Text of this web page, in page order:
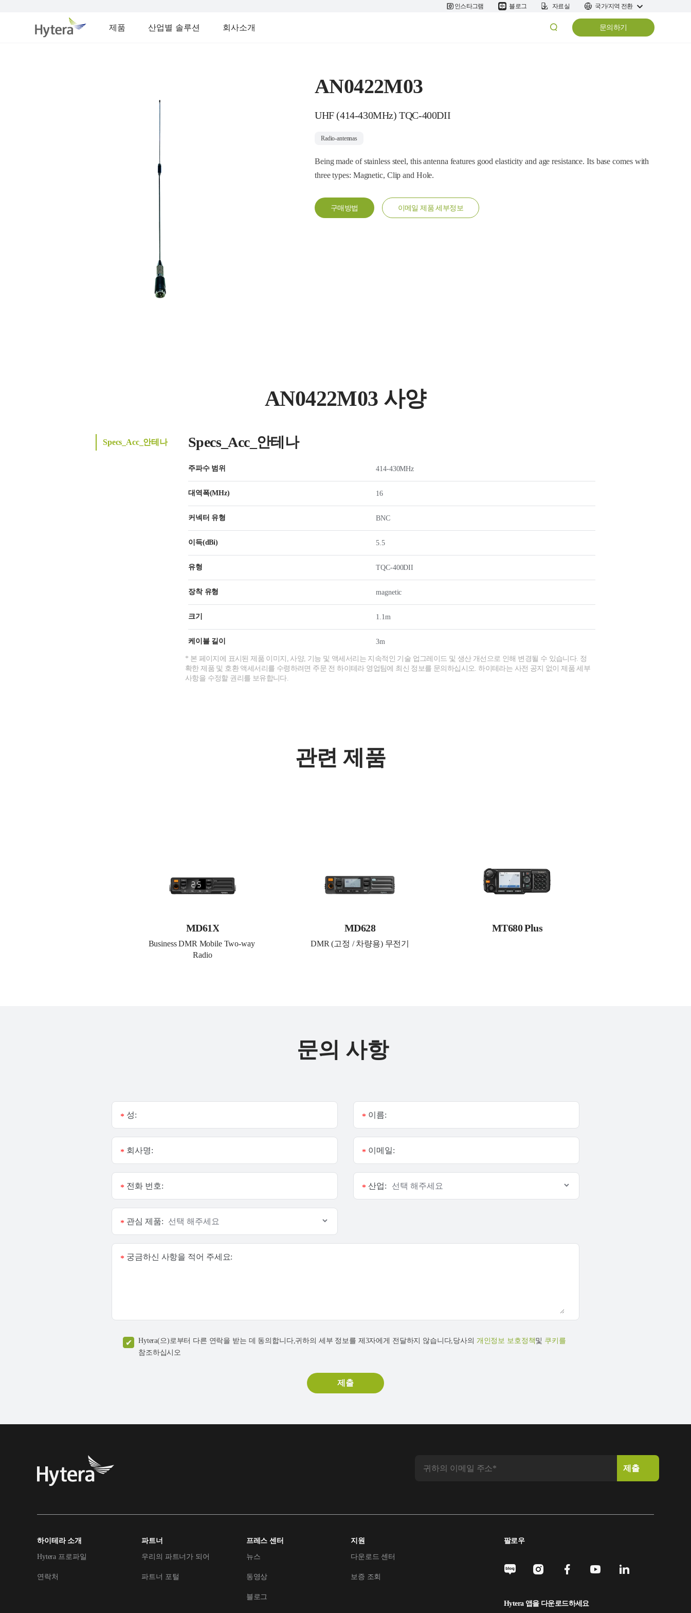
인스타그램 블로그 자료실 국가/지역 전환
제품 산업별 솔루션 회사소개 문의하기
AN0422M03
UHF (414-430MHz) TQC-400DII
Radio-antennas
Being made of stainless steel, this antenna features good elasticity and age resistance. Its base comes with
three types: Magnetic, Clip and Hole.
구매방법 이메일 제품 세부정보
AN0422M03 사양
Specs_Acc_안테나 Specs_Acc_안테나
주파수 범위 414-430MHz
대역폭(MHz) 16
커넥터 유형 BNC
이득(dBi) 5.5
유형 TQC-400DII
장착 유형 magnetic
크기 1.1m
케이블 길이 3m
* 본 페이지에 표시된 제품 이미지, 사양, 기능 및 액세서리는 지속적인 기술 업그레이드 및 생산 개선으로 인해 변경될 수 있습니다. 정
확한 제품 및 호환 액세서리를 수령하려면 주문 전 하이테라 영업팀에 최신 정보를 문의하십시오. 하이테라는 사전 공지 없이 제품 세부
사항을 수정할 권리를 보유합니다.
관련 제품
MD61X
Business DMR Mobile Two-way
Radio
MD628
DMR (고정 / 차량용) 무전기
MT680 Plus
문의 사항
성:
* 이름:
*
회사명:
* 이메일:
*
전화 번호:
* 산업:
*
관심 제품:
*
궁금하신 사항을 적어 주세요:
*
Hytera(으)로부터 다른 연락을 받는 데 동의합니다,귀하의 세부 정보를 제3자에게 전달하지 않습니다,당사의 개인정보 보호정책및 쿠키를
참조하십시오
하이테라 소개
Hytera 프로파일
연락처
파트너
우리의 파트너가 되어
파트너 포털
프레스 센터
뉴스
동영상
블로그
지원
다운로드 센터
보증 조회
팔로우
Hytera 앱을 다운로드하세요